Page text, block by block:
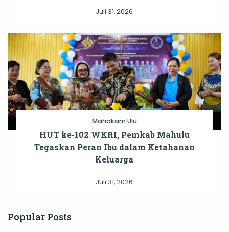
Juli 31, 2026
Mahakam Ulu
HUT ke-102 WKRI, Pemkab Mahulu
Tegaskan Peran Ibu dalam Ketahanan
Keluarga
Juli 31, 2026
Popular Posts